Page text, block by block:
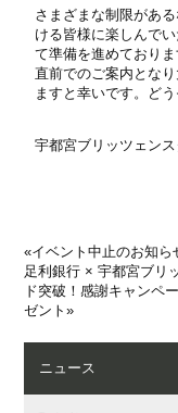
さまざまな制限があ
ける皆様に楽しんで
て準備を進めておりま
直前でのご案内とな
ますと幸いです。ど
宇都宮ブリッツェン
«イベント中止のお知ら
足利銀行 × 宇都宮ブリ
ド突破！感謝キャンペ
ゼント»
ニュース